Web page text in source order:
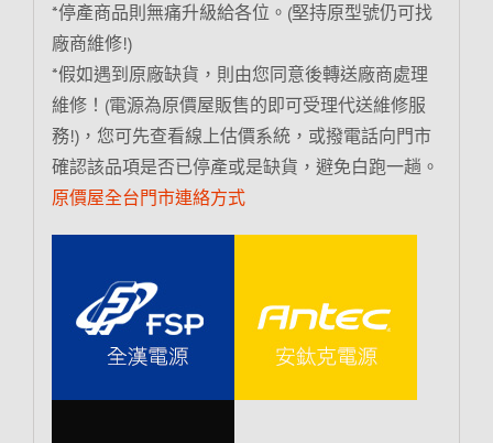
*停產商品則無痛升級給各位。(堅持原型號仍可找
廠商維修!)
*假如遇到原廠缺貨，則由您同意後轉送廠商處理
維修！(電源為原價屋販售的即可受理代送維修服
務!)，您可先查看線上估價系統，或撥電話向門市
確認該品項是否已停產或是缺貨，避免白跑一趟。
原價屋全台門市連絡方式